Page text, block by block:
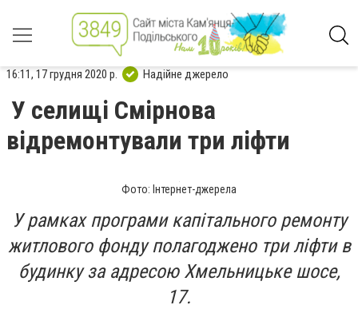
16:11, 17 грудня 2020 р. Надійне джерело
У селищі Смірнова
відремонтували три ліфти
Фото: Інтернет-джерела
У рамках програми капітального ремонту
житлового фонду полагоджено три ліфти в
будинку за адресою Хмельницьке шосе,
17.